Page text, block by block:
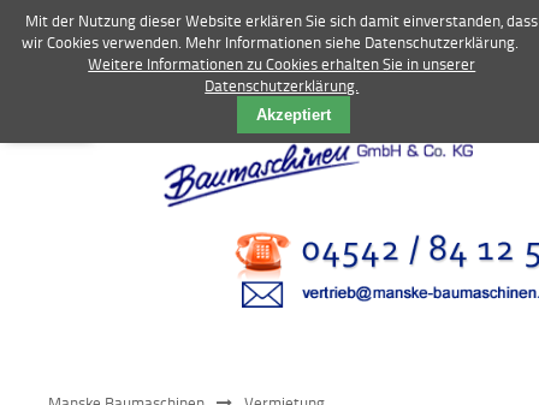
Bagger
Mit der Nutzung dieser Website erklären Sie sich damit einverstanden, dass
wir Cookies verwenden. Mehr Informationen siehe Datenschutzerklärung.
Weitere Informationen zu Cookies erhalten Sie in unserer
Datenschutzerklärung.
Akzeptiert